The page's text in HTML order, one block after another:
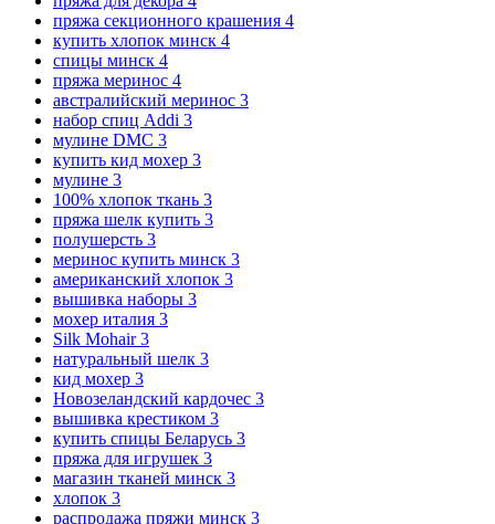
пряжа секционного крашения 4
купить хлопок минск 4
спицы минск 4
пряжа меринос 4
австралийский меринос 3
набор спиц Addi 3
мулине DMC 3
купить кид мохер 3
мулине 3
100% хлопок ткань 3
пряжа шелк купить 3
полушерсть 3
меринос купить минск 3
американский хлопок 3
вышивка наборы 3
мохер италия 3
Silk Mohair3
натуральный шелк 3
кид мохер 3
Новозеландский кардочес 3
вышивка крестиком 3
купить спицы Беларусь 3
пряжа для игрушек 3
магазин тканей минск 3
хлопок 3
распродажа пряжи минск 3